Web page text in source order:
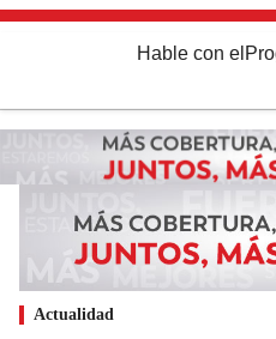
Hable con el
Actualidad